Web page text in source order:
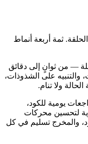
ثمة أربعة أنماط
— من ثوانٍ إلى دقائق
والتنبيه على الشذوذات،
ولا تنام.
يومية للكود،
لتحسين محركات
والمخرج تسليم في كل